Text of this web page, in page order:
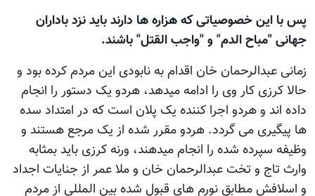
پس با این خصوصیاتی که هزاره ها دارند باید نزد باداران
جهانی "مباح الدم" و "واجب القتل" باشند.
زمانی عبدالرحمان خان اقدام به نابودی این مردم کرده بود و
حالا کرزی کار وی را ادامه میدهد، هردو یک دستور را انجام
داده اند و هردو اجرا کننده یک پلان است که در امتداد سده
ها پیگیری می گردد. هردو مقرر شده از یک مرجع هستند و
وظیفه سپرده شده را انجام میدهند، ورنه کرزی باید بمثابه
وارث تاج و تخت عبدالرحمان خان و ملا عمر از جنایات اجداد
و اسلافش مطابق نورم های قبول شده بین المللی از مردم